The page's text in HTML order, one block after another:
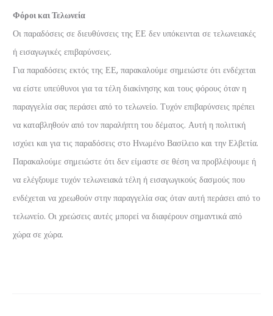
Φόροι και Τελωνεία
Οι παραδόσεις σε διευθύνσεις της ΕΕ δεν υπόκεινται σε τελωνειακές
ή εισαγωγικές επιβαρύνσεις.
Για παραδόσεις εκτός της ΕΕ, παρακαλούμε σημειώστε ότι ενδέχεται
να είστε υπεύθυνοι για τα τέλη διακίνησης και τους φόρους όταν η
παραγγελία σας περάσει από το τελωνείο. Τυχόν επιβαρύνσεις πρέπει
να καταβληθούν από τον παραλήπτη του δέματος. Αυτή η πολιτική
ισχύει και για τις παραδόσεις στο Ηνωμένο Βασίλειο και την Ελβετία.
Παρακαλούμε σημειώστε ότι δεν είμαστε σε θέση να προβλέψουμε ή
να ελέγξουμε τυχόν τελωνειακά τέλη ή εισαγωγικούς δασμούς που
ενδέχεται να χρεωθούν στην παραγγελία σας όταν αυτή περάσει από το
τελωνείο. Οι χρεώσεις αυτές μπορεί να διαφέρουν σημαντικά από
χώρα σε χώρα.